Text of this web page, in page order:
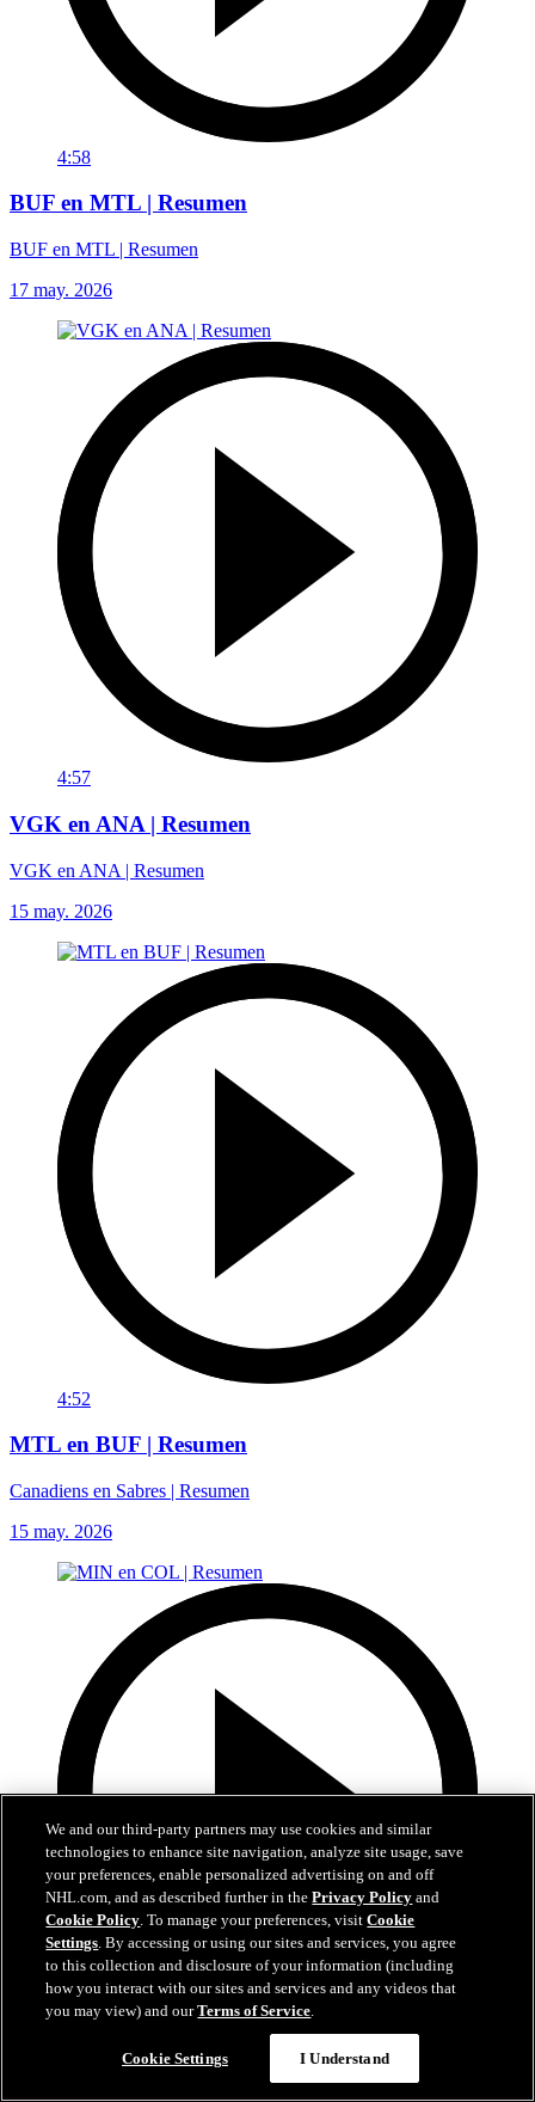
4:58
BUF en MTL | Resumen
BUF en MTL | Resumen
17 may. 2026
4:57
VGK en ANA | Resumen
VGK en ANA | Resumen
15 may. 2026
4:52
MTL en BUF | Resumen
Canadiens en Sabres | Resumen
15 may. 2026
5:00
MIN en COL | Resumen
We and our third-party partners may use cookies and similar
technologies to enhance site navigation, analyze site usage, save
your preferences, enable personalized advertising on and off
NHL.com, and as described further in thePrivacy Policy and
Cookie Policy. To manage your preferences, visitCookie
Settings. By accessing or using our sites and services, you agree
to this collection and disclosure of your information (including
how you interact with our sites and services and any videos that
you may view) and ourTerms of Service.
Cookie Settings I Understand